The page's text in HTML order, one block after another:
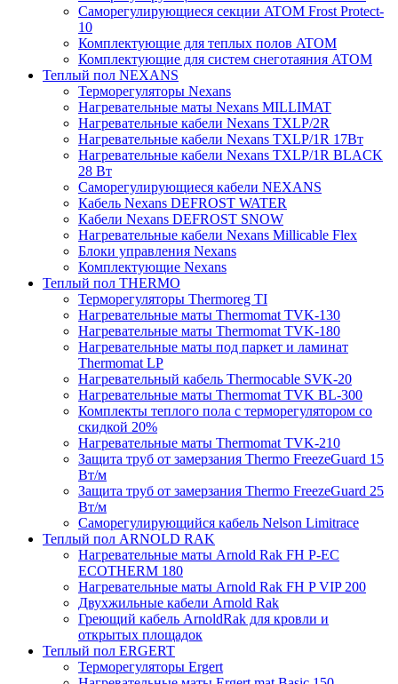
Саморегулирующиеся секции ATOM Frost Protect-
10
Комплектующие для теплых полов ATOM
Комплектующие для систем снеготаяния ATOM
Теплый пол NEXANS
Терморегуляторы Nexans
Нагревательные маты Nexans MILLIMAT
Нагревательные кабели Nexans TXLP/2R
Нагревательные кабели Nexans TXLP/1R 17Вт
Нагревательные кабели Nexans TXLP/1R BLACK
28 Вт
Саморегулирующиеся кабели NEXANS
Кабель Nexans DEFROST WATER
Кабели Nexans DEFROST SNOW
Нагревательные кабели Nexans Millicable Flex
Блоки управления Nexans
Комплектующие Nexans
Теплый пол THERMO
Терморегуляторы Thermoreg TI
Нагревательные маты Thermomat TVK-130
Нагревательные маты Thermomat TVK-180
Нагревательные маты под паркет и ламинат
Thermomat LP
Нагревательный кабель Thermocable SVK-20
Нагревательные маты Thermomat TVK BL-300
Комплекты теплого пола с терморегулятором со
скидкой 20%
Нагревательные маты Thermomat TVK-210
Защита труб от замерзания Thermo FreezeGuard 15
Вт/м
Защита труб от замерзания Thermo FreezeGuard 25
Вт/м
Саморегулирующийся кабель Nelson Limitrace
Теплый пол ARNOLD RAK
Нагревательные маты Arnold Rak FH P-EC
ECOTHERM 180
Нагревательные маты Arnold Rak FH P VIP 200
Двухжильные кабели Arnold Rak
Греющий кабель ArnoldRak для кровли и
открытых площадок
Теплый пол ERGERT
Терморегуляторы Ergert